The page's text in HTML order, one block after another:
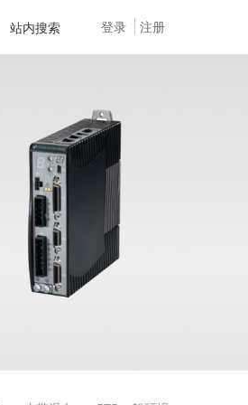
登录 注册
站内搜索